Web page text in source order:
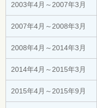
2003年4月～2007年3月
2007年4月～2008年3月
2008年4月～2014年3月
2014年4月～2015年3月
2015年4月～2015年9月